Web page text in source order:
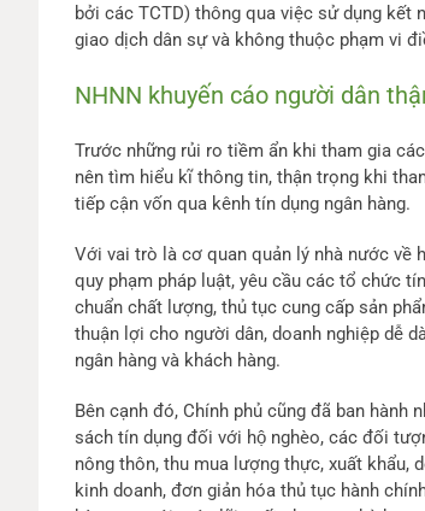
bởi các TCTD) thông qua việc sử dụng
giao dịch dân sự và không thuộc phạm vi
NHNN khuyến cáo người dân
Trước những rủi ro tiềm ẩn khi tham gia
nên tìm hiểu kĩ thông tin, thận trọng khi
tiếp cận vốn qua kênh tín dụng ngân hàng.
Với vai trò là cơ quan quản lý nhà nước về
quy phạm pháp luật, yêu cầu các tổ chức
chuẩn chất lượng, thủ tục cung cấp sản
thuận lợi cho người dân, doanh nghiệp dễ
ngân hàng và khách hàng.
Bên cạnh đó, Chính phủ cũng đã ban
sách tín dụng đối với hộ nghèo, các đối
nông thôn, thu mua lượng thực, xuất khẩu,
kinh doanh, đơn giản hóa thủ tục hành